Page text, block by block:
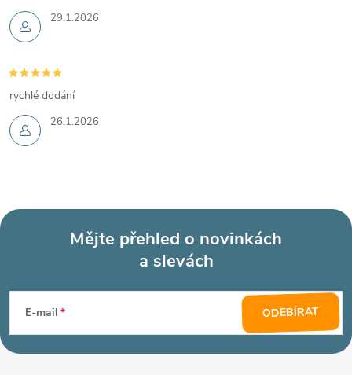
29.1.2026
26.1.2026
rychlé dodání
p
Mějte přehled o novinkách
a slevách
E-mail ODEBÍRAT